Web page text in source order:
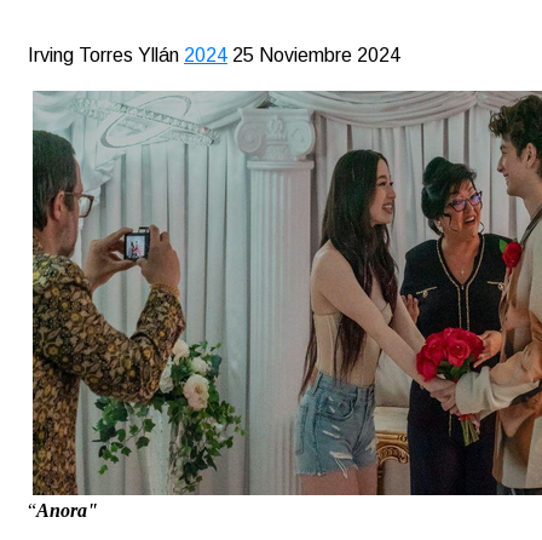
Irving Torres Yllán 2024 25 Noviembre 2024
“Anora"